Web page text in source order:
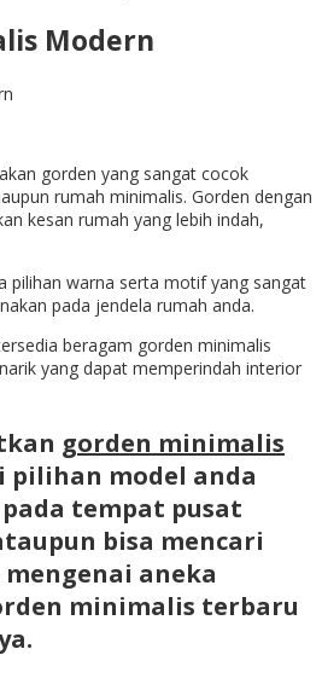
Modern
gorden yang sangat cocok
rumah minimalis. Gorden dengan
kesan rumah yang lebih indah,
pilihan warna serta motif yang sangat
pada jendela rumah anda.
beragam gorden minimalis
yang dapat memperindah interior
gorden minimalis
pilihan model anda
tempat pusat
bisa mencari
aneka
minimalis terbaru